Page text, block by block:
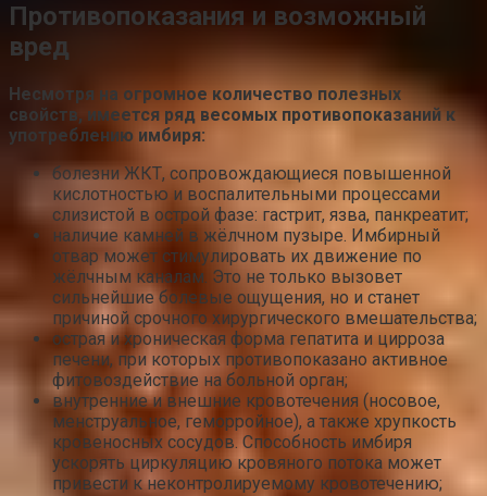
Противопоказания и возможный
вред
Несмотря на огромное количество полезных
свойств, имеется ряд весомых противопоказаний к
употреблению имбиря:
болезни ЖКТ, сопровождающиеся повышенной
кислотностью и воспалительными процессами
слизистой в острой фазе: гастрит, язва, панкреатит;
наличие камней в жёлчном пузыре. Имбирный
отвар может стимулировать их движение по
жёлчным каналам. Это не только вызовет
сильнейшие болевые ощущения, но и станет
причиной срочного хирургического вмешательства;
острая и хроническая форма гепатита и цирроза
печени, при которых противопоказано активное
фитовоздействие на больной орган;
внутренние и внешние кровотечения (носовое,
менструальное, геморройное), а также хрупкость
кровеносных сосудов. Способность имбиря
ускорять циркуляцию кровяного потока может
привести к неконтролируемому кровотечению;